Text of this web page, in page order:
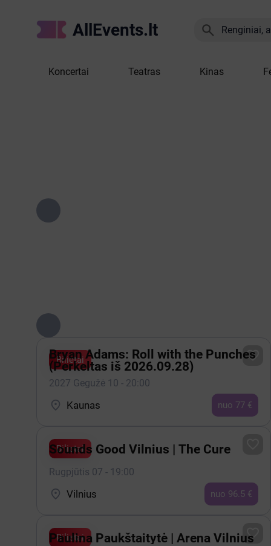
AllEvents.lt  Renginiai,
Koncertai Teatras Kinas
Bilietai 
Bryan Adams: Roll with the Punches
(Perkeltas iš 2026.09.28)
2027 Gegužė 10 - 20:00
 Kaunas nuo 77 €
Bilietai
Sounds Good Vilnius | The Cure
Rugpjūtis 07 - 19:00
 Vilnius nuo 96.5 €
Bilietai 
Paulina Paukštaitytė | Arena Vilnius